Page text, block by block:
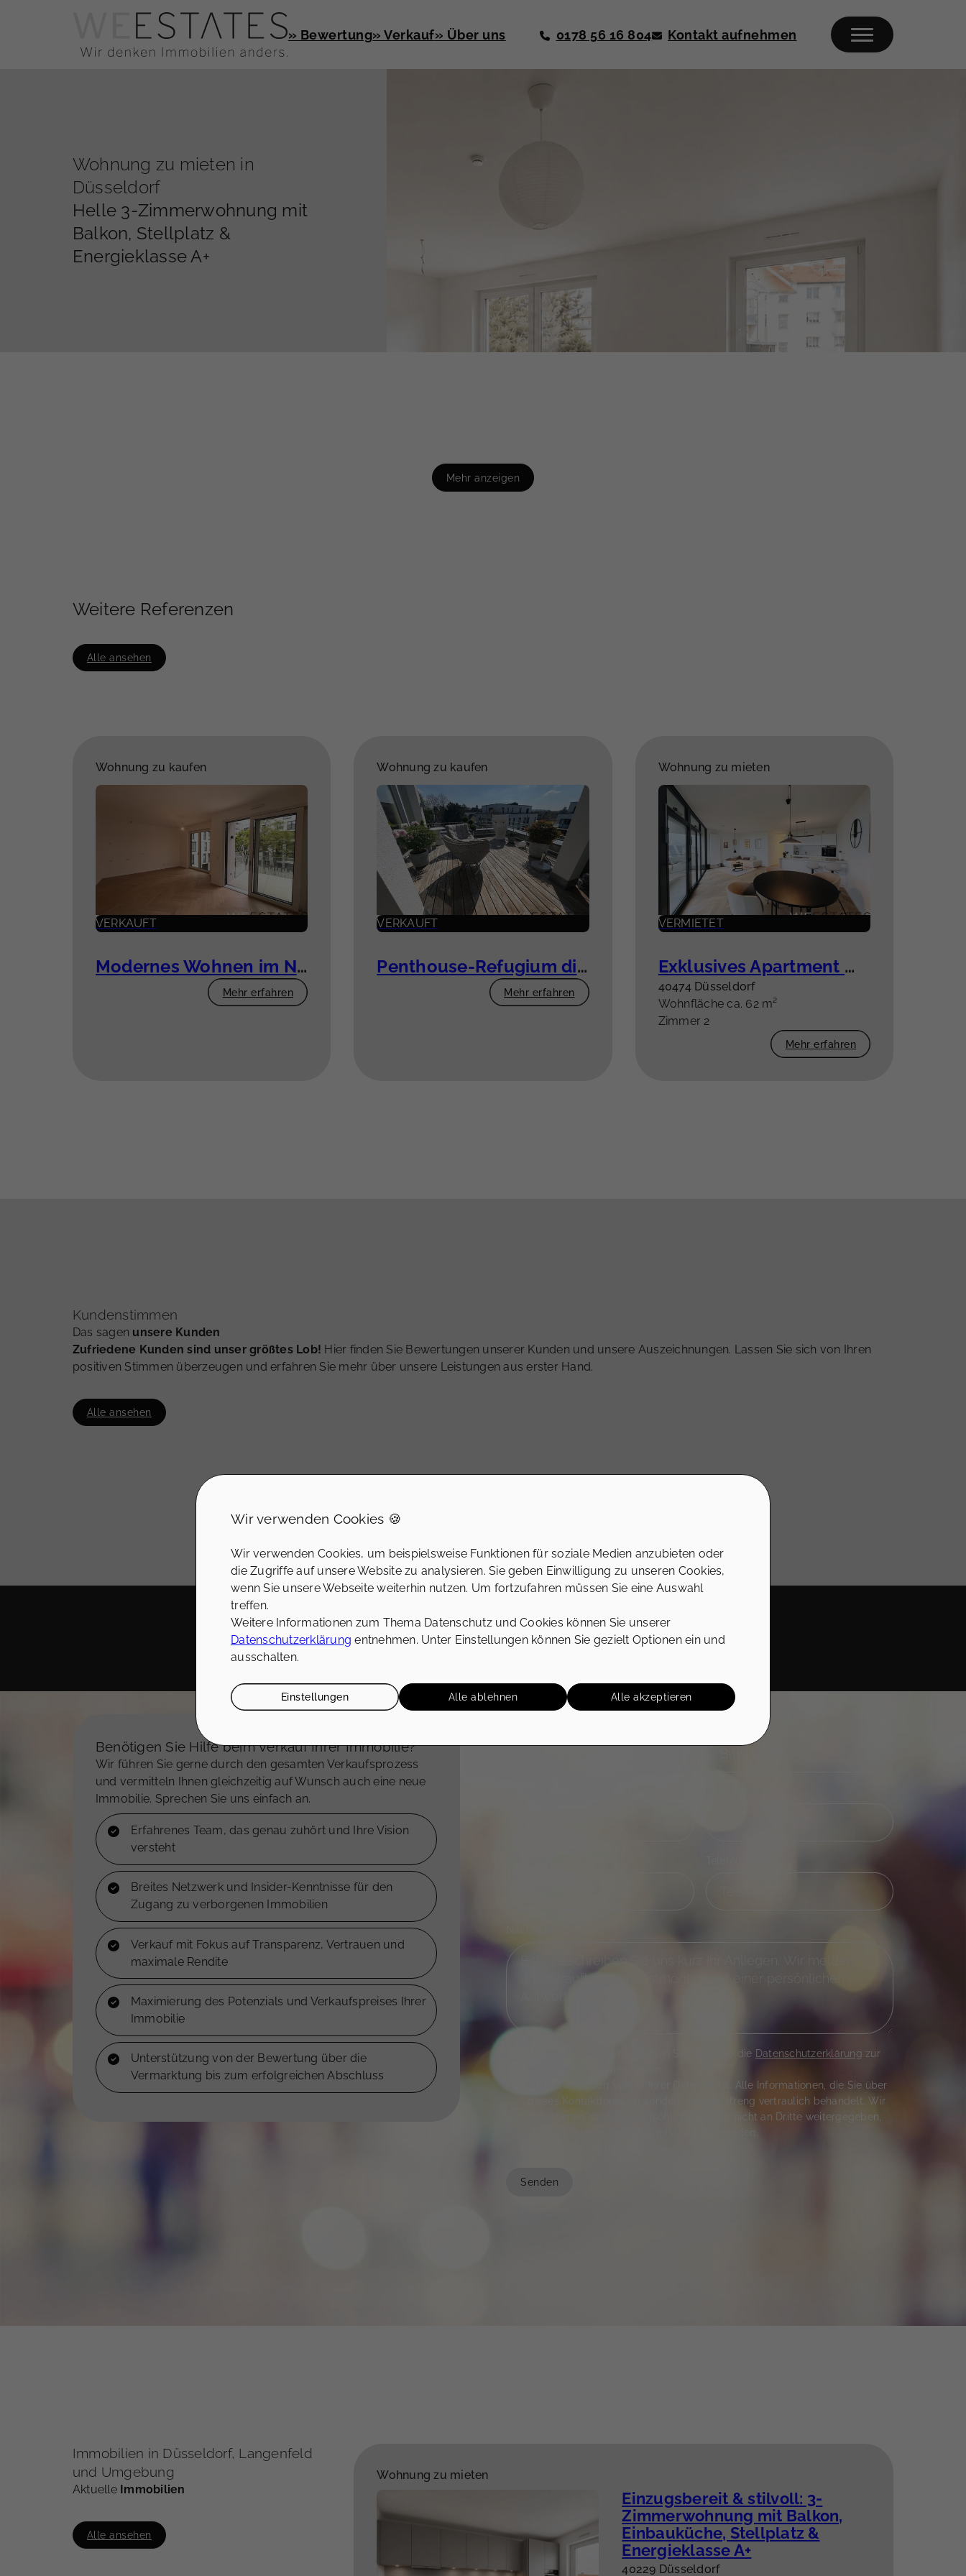
» Bewertung» Verkauf» Über uns 0178 56 16 804 Kontakt aufnehmen
Wohnung zu mieten in
Düsseldorf
Helle 3-Zimmerwohnung mit
Balkon, Stellplatz &
Energieklasse A+
Mehr anzeigen
Weitere Referenzen
Alle ansehen
Wohnung zu kaufen
VERKAUFT
Modernes Wohnen im Neubau – 3 Zimmer mit Komfort
Mehr erfahren
Wohnung zu kaufen
VERKAUFT
Penthouse-Refugium direkt am Rhein
Mehr erfahren
Wohnung zu mieten
VERMIETET
Exklusives Apartment mit Panoramablick über Düsseldorf und den Rhein
40474 Düsseldorf
Wohnfläche ca. 62 m²
Zimmer 2
Mehr erfahren
Kundenstimmen
Das sagen unsere Kunden
Zufriedene Kunden sind unser größtes Lob! Hier finden Sie Bewertungen unserer Kunden und unsere Auszeichnungen. Lassen Sie sich von Ihren
positiven Stimmen überzeugen und erfahren Sie mehr über unsere Leistungen aus erster Hand.
Alle ansehen
Benötigen Sie Hilfe beim Verkauf Ihrer Immobilie?
Wir führen Sie gerne durch den gesamten Verkaufsprozess
und vermitteln Ihnen gleichzeitig auf Wunsch auch eine neue
Immobilie. Sprechen Sie uns einfach an.
Erfahrenes Team, das genau zuhört und Ihre Vision
versteht
Breites Netzwerk und Insider-Kenntnisse für den
Zugang zu verborgenen Immobilien
Verkauf mit Fokus auf Transparenz, Vertrauen und
maximale Rendite
Maximierung des Potenzials und Verkaufspreises Ihrer
Immobilie
Unterstützung von der Bewertung über die
Vermarktung bis zum erfolgreichen Abschluss
Mit diesem Haken bestätigen Sie, dass Sie die Datenschutzerklärung zur
Wir nehmen den Schutz Ihrer Daten ernst. Alle Informationen, die Sie über
dieses Kontaktformular senden, werden streng vertraulich behandelt. Wir
garantieren, dass Ihre persönlichen Daten nicht an Dritte weitergegeben,
Senden
Immobilien in Düsseldorf, Langenfeld
und Umgebung
Aktuelle Immobilien
Alle ansehen
Wohnung zu mieten
Einzugsbereit & stilvoll: 3-
Zimmerwohnung mit Balkon,
Einbauküche, Stellplatz &
Energieklasse A+
40229 Düsseldorf
Wir verwenden Cookies 🍪
Wir verwenden Cookies, um beispielsweise Funktionen für soziale Medien anzubieten oder
die Zugriffe auf unsere Website zu analysieren. Sie geben Einwilligung zu unseren Cookies,
wenn Sie unsere Webseite weiterhin nutzen. Um fortzufahren müssen Sie eine Auswahl
treffen.
Weitere Informationen zum Thema Datenschutz und Cookies können Sie unserer
Datenschutzerklärung entnehmen. Unter Einstellungen können Sie gezielt Optionen ein und
ausschalten.
Einstellungen Alle ablehnen Alle akzeptieren